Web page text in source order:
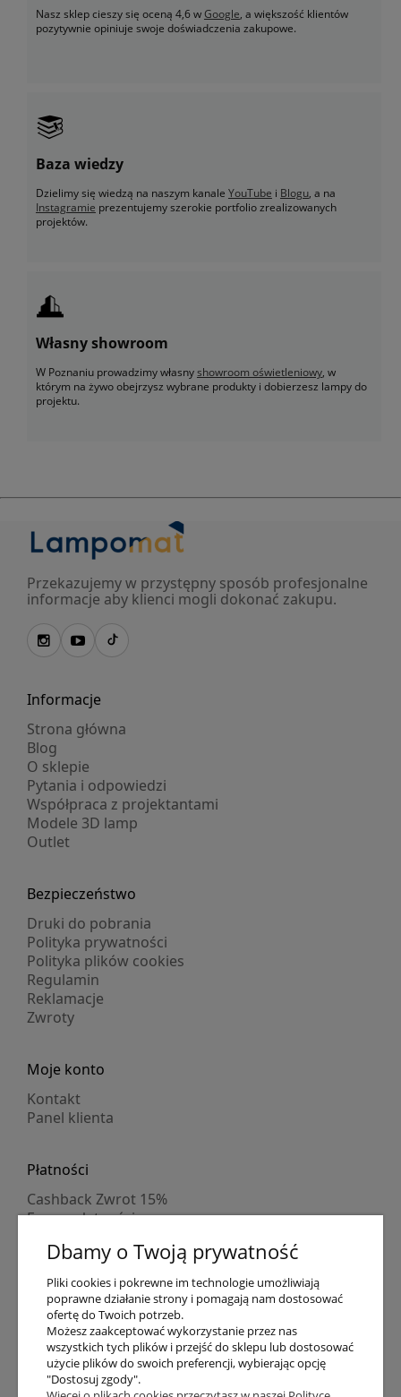
Nasz sklep cieszy się oceną 4,6 wGoogle, a większość klientów
pozytywnie opiniuje swoje doświadczenia zakupowe.
Baza wiedzy
Dzielimy się wiedzą na naszym kanale YouTube i Blogu, a na
Instagramie prezentujemy szerokie portfolio zrealizowanych
projektów.
Własny showroom
W Poznaniu prowadzimy własnyshowroom oświetleniowy, w
którym na żywo obejrzysz wybrane produkty i dobierzesz lampy do
projektu.
Przekazujemy w przystępny sposób profesjonalne
informacje aby klienci mogli dokonać zakupu.
Informacje
Strona główna
Blog
O sklepie
Pytania i odpowiedzi
Współpraca z projektantami
Modele 3D lamp
Outlet
Bezpieczeństwo
Druki do pobrania
Polityka prywatności
Polityka plików cookies
Regulamin
Reklamacje
Zwroty
Moje konto
Kontakt
Panel klienta
Płatności
Cashback Zwrot 15%
Formy płatności
Numer konta
PayPo kupujesz, nie płacisz
Progi rabatowe
Promocje
Dostawa
Dbamy o Twoją prywatność
Pliki cookies i pokrewne im technologie umożliwiają
poprawne działanie strony i pomagają nam dostosować
ofertę do Twoich potrzeb.
Możesz zaakceptować wykorzystanie przez nas
wszystkich tych plików i przejść do sklepu lub dostosować
użycie plików do swoich preferencji, wybierając opcję
"Dostosuj zgody".